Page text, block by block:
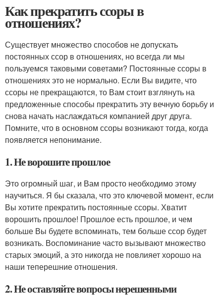
Как прекратить ссоры в
отношениях?
Существует множество способов не допускать
постоянных ссор в отношениях, но всегда ли мы
пользуемся таковыми советами? Постоянные ссоры в
отношениях это не нормально. Если Вы видите, что
ссоры не прекращаются, то Вам стоит взглянуть на
предложенные способы прекратить эту вечную борьбу и
снова начать наслаждаться компанией друг друга.
Помните, что в основном ссоры возникают тогда, когда
появляется непонимание.
1. Не ворошите прошлое
Это огромный шаг, и Вам просто необходимо этому
научиться. Я бы сказала, что это ключевой момент, если
Вы хотите прекратить постоянные ссоры. Хватит
ворошить прошлое! Прошлое есть прошлое, и чем
больше Вы будете вспоминать, тем больше ссор будет
возникать. Воспоминание часто вызывают множество
старых эмоций, а это никогда не повлияет хорошо на
наши теперешние отношения.
2. Не оставляйте вопросы нерешенными